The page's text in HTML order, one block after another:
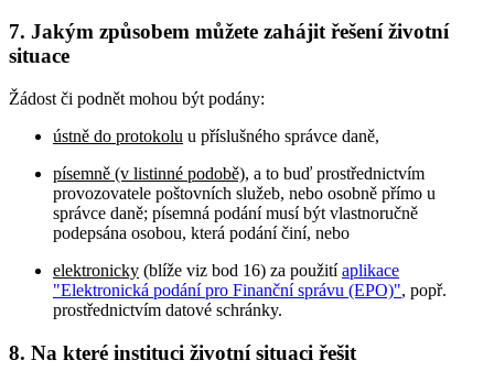
7. Jakým způsobem můžete zahájit řešení životní
situace
Žádost či podnět mohou být podány:
ústně do protokolu u příslušného správce daně,
písemně (v listinné podobě), a to buď prostřednictvím
provozovatele poštovních služeb, nebo osobně přímo u
správce daně; písemná podání musí být vlastnoručně
podepsána osobou, která podání činí, nebo
elektronicky (blíže viz bod 16) za použitíaplikace
"Elektronická podání pro Finanční správu (EPO)", popř.
prostřednictvím datové schránky.
8. Na které instituci životní situaci řešit